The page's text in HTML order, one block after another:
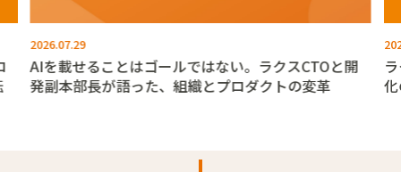
2026.07.29
AIを載せることはゴールではない。ラクスCTOと開
発副本部長が語った、組織とプロダクトの変革